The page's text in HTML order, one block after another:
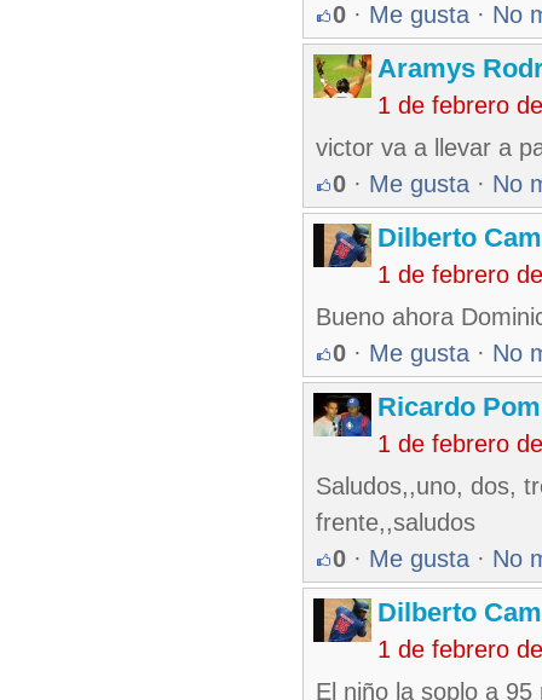
0 · Me gusta · No
Aramys
1 de febrero
victor va a llevar a
0 · Me gusta · No
Dilberto
1 de febrero
Bueno ahora
0 · Me gusta · No
Ricardo
1 de febrero
Saludos,,uno, dos,
frente,,saludos
0 · Me gusta · No
Dilberto
1 de febrero
El niño la soplo a